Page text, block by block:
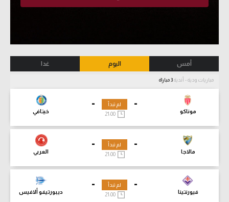
أمس اليوم غدا
مباريات ودية - أندية
-
موناكو
-
خيتافي
لم تبدأ
21:00
-
مالاجا
-
العربي
لم تبدأ
21:00
-
فيورنتينا
-
ديبورتيفو ألافيس
لم تبدأ
21:00